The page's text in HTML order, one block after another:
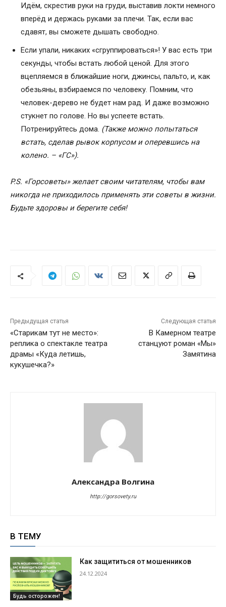
Идём, скрестив руки на груди, выставив локти немного
вперёд и держась руками за плечи. Так, если вас
сдавят, вы сможете дышать свободно.
Если упали, никаких «сгруппироваться»! У вас есть три
секунды, чтобы встать любой ценой. Для этого
вцепляемся в ближайшие ноги, джинсы, пальто, и, как
обезьяны, взбираемся по человеку. Помним, что
человек-дерево не будет нам рад. И даже возможно
стукнет по голове. Но вы успеете встать.
Потренируйтесь дома. (Также можно попытаться
встать, сделав рывок корпусом и оперевшись на
колено. – «ГС»).
P.S. «Горсоветы» желает своим читателям, чтобы вам
никогда не приходилось применять эти советы в жизни.
Будьте здоровы и берегите себя!
Предыдущая статья
«Старикам тут не место»:
реплика о спектакле театра
драмы «Куда летишь,
кукушечка?»
Следующая статья
В Камерном театре
станцуют роман «Мы»
Замятина
Александра Волгина
http://gorsovety.ru
В ТЕМУ
Будь осторожен!
Как защититься от мошенников
24.12.2024